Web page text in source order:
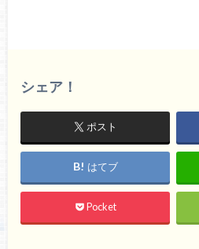
シェア！
ポスト
はてブ
Pocket